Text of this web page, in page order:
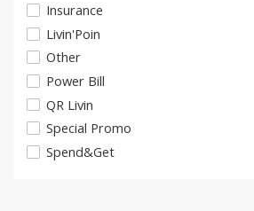
Insurance
Livin'Poin
Other
Power Bill
QR Livin
Special Promo
Spend&Get